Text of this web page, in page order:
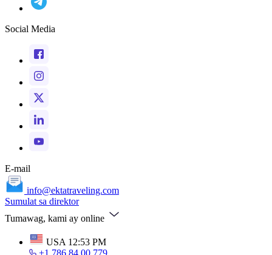
Social Media
E-mail
info@ektatraveling.com
Sumulat sa direktor
Tumawag, kami ay online
USA 12:53 PM
+1 786 84 00 779